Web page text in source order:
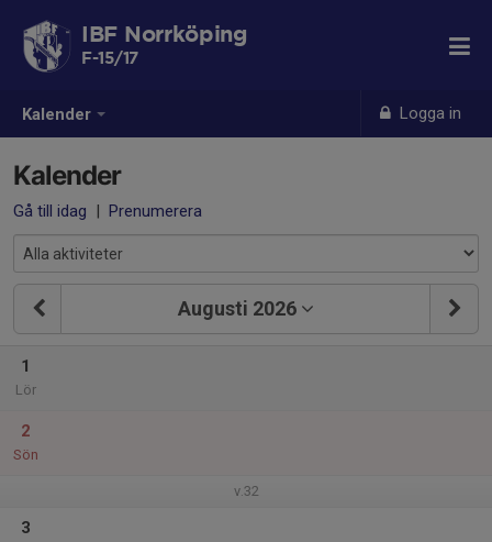
Kalender Logga in
IBF Norrköping
F-15/17
Kalender
Gå till idag | Prenumerera
Augusti 2026
1
Lör
2
Sön
v.32
3